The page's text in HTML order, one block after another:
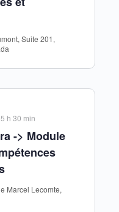
Suite 201,
-> Module
h 30 min
Marcel Lecomte,